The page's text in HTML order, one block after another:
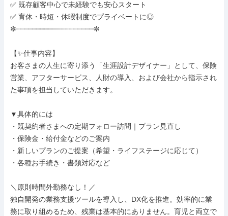
✅ 既存顧客中心で未経験でも安心スタート
✅ 育休・時短・休暇制度でプライベートに◎
✼┈┈┈┈┈┈┈┈┈┈┈┈┈┈┈┈┈┈┈✼
【✨仕事内容】
お客さまの人生に寄り添う「生涯設計デザイナー」として、保険
営業、アフターサービス、人財の導入、および会社から指示され
た事項を担当していただきます。
▼具体的には
・既契約者さまへの定期フォロー訪問｜プラン見直し
・保険金・給付金などのご案内
・新しいプランのご提案（希望・ライフステージに応じて）
・各種お手続き・書類対応など
＼原則時間外勤務なし！／
独自開発の業務支援ツールを導入し、DX化を推進。効率的に業
務に取り組めるため、残業は基本的にありません。育児と両立で